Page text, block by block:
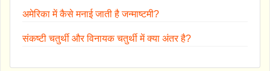
अमेरिका में कैसे मनाई जाती है जन्माष्टमी?
संकष्टी चतुर्थी और विनायक चतुर्थी में क्या अंतर है?